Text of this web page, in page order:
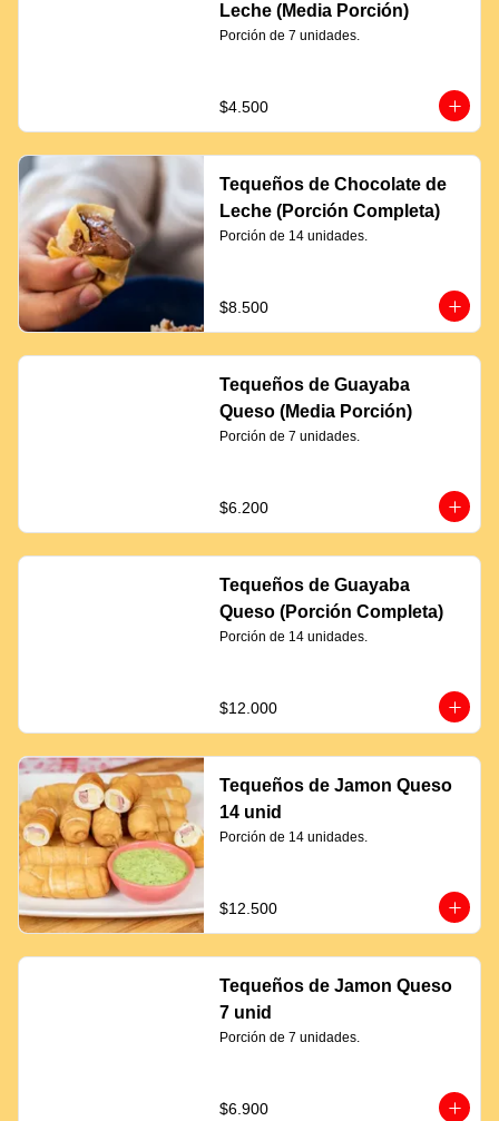
Leche (Media Porción)
Porción de 7 unidades.
$4.500
Tequeños de Chocolate de
Leche (Porción Completa)
Porción de 14 unidades.
$8.500
Tequeños de Guayaba
Queso (Media Porción)
Porción de 7 unidades.
$6.200
Tequeños de Guayaba
Queso (Porción Completa)
Porción de 14 unidades.
$12.000
Tequeños de Jamon Queso
14 unid
Porción de 14 unidades.
$12.500
Tequeños de Jamon Queso
7 unid
Porción de 7 unidades.
$6.900